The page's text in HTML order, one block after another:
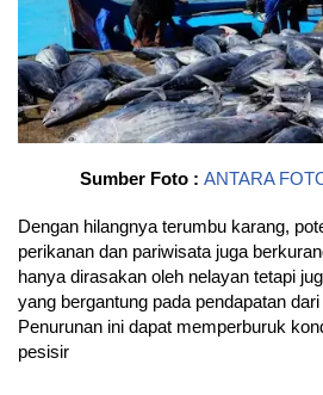
Sumber Foto : ANTARA
Dengan hilangnya terumbu karang,
perikanan dan pariwisata juga
hanya dirasakan oleh nelayan tetapi
yang bergantung pada pendapatan
Penurunan ini dapat memperburuk
pesisir